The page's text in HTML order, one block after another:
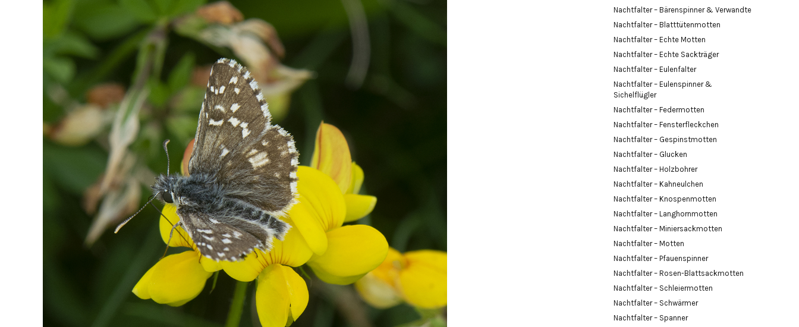
Nachtfalter – Bärenspinner & Verwandte
Nachtfalter – Blatttütenmotten
Nachtfalter – Echte Motten
Nachtfalter – Echte Sackträger
Nachtfalter – Eulenfalter
Nachtfalter – Eulenspinner &
Sichelflügler
Nachtfalter – Federmotten
Nachtfalter – Fensterfleckchen
Nachtfalter – Gespinstmotten
Nachtfalter – Glucken
Nachtfalter – Holzbohrer
Nachtfalter – Kahneulchen
Nachtfalter – Knospenmotten
Nachtfalter – Langhornmotten
Nachtfalter – Miniersackmotten
Nachtfalter – Motten
Nachtfalter – Pfauenspinner
Nachtfalter – Rosen-Blattsackmotten
Nachtfalter – Schleiermotten
Nachtfalter – Schwärmer
Nachtfalter – Spanner